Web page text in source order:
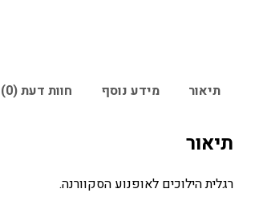
תיאור
מידע נוסף חוות דעת (0)
תיאור
רגלית הילוכים לאופנוע הסקוורנה.